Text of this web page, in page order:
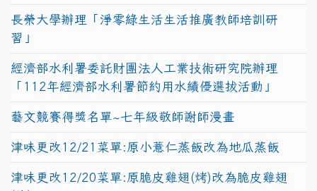
長榮大學辦理「淨零綠生活生活推廣教師培訓研
習」
經濟部水利署委託財團法人工業技術研究院辦理
「112年經濟部水利署節約用水績優選拔活動」
藝文競賽得獎名單~七年級敬師謝師漫畫
津味更改12/21菜單:原小薏仁蒸飯改為地瓜蒸飯
津味更改12/20菜單:原脆皮雞翅(烤)改為脆皮雞翅